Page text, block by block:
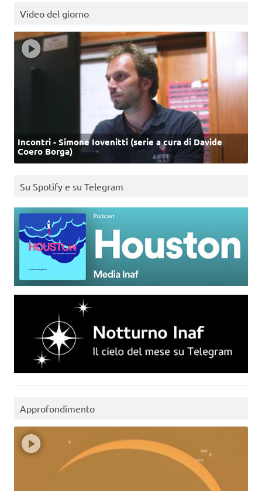
Video del giorno
Incontri - Simone Iovenitti (serie a cura di Davide
Coero Borga)
Su Spotify e su Telegram
Approfondimento